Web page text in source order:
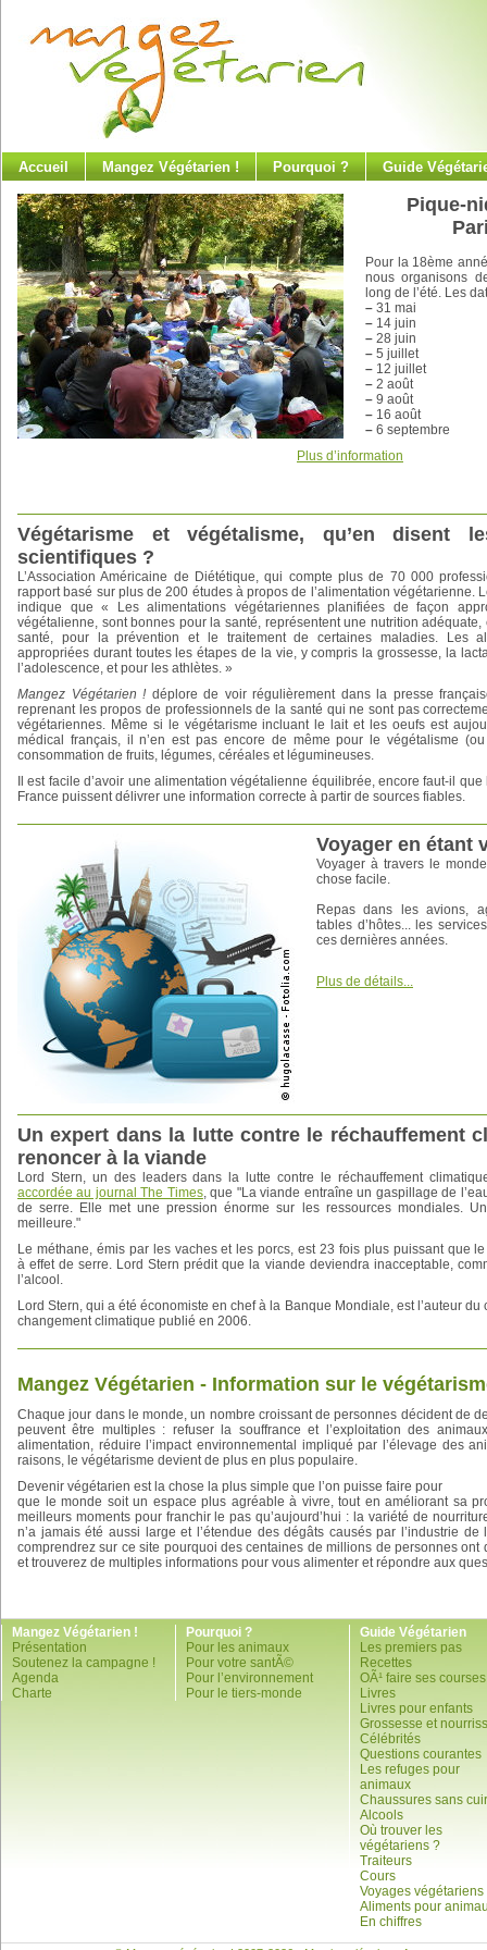
Accueil Mangez Végétarien ! Pourquoi ? Guide
Pique-
Pour la 18ème
nous organisons
long de l’été. Les
– 31 mai
– 14 juin
– 28 juin
– 5 juillet
– 12 juillet
– 2 août
– 9 août
– 16 août
– 6 septembre
Plus d’information
Végétarisme et végétalisme, qu’en disent
scientifiques ?
L’Association Américaine de Diététique, qui compte plus de 70 000
rapport basé sur plus de 200 études à propos de l’alimentation végétarienne.
indique que « Les alimentations végétariennes planifiées de façon
végétalienne, sont bonnes pour la santé, représentent une nutrition
santé, pour la prévention et le traitement de certaines maladies. Les
appropriées durant toutes les étapes de la vie, y compris la grossesse, la
l’adolescence, et pour les athlètes. »
Mangez Végétarien ! déplore de voir régulièrement dans la presse
reprenant les propos de professionnels de la santé qui ne sont pas
végétariennes. Même si le végétarisme incluant le lait et les oeufs est
médical français, il n’en est pas encore de même pour le végétalisme
consommation de fruits, légumes, céréales et légumineuses.
Il est facile d’avoir une alimentation végétalienne équilibrée, encore faut-il
France puissent délivrer une information correcte à partir de sources fiables.
Voyager en étant
Voyager à travers le
chose facile.
Repas dans les avions,
tables d’hôtes... les
ces dernières années.
Plus de détails...
Un expert dans la lutte contre le réchauffement
renoncer à la viande
Lord Stern, un des leaders dans la lutte contre le réchauffement
accordée au journal The Times, que "La viande entraîne un gaspillage de
de serre. Elle met une pression énorme sur les ressources mondiales.
meilleure."
Le méthane, émis par les vaches et les porcs, est 23 fois plus puissant que
à effet de serre. Lord Stern prédit que la viande deviendra inacceptable,
l’alcool.
Lord Stern, qui a été économiste en chef à la Banque Mondiale, est l’auteur
changement climatique publié en 2006.
Mangez Végétarien - Information sur le
Chaque jour dans le monde, un nombre croissant de personnes décident de
peuvent être multiples : refuser la souffrance et l’exploitation des
alimentation, réduire l’impact environnemental impliqué par l’élevage des
raisons, le végétarisme devient de plus en plus populaire.
Devenir végétarien est la chose la plus simple que l’on puisse faire pour
que le monde soit un espace plus agréable à vivre, tout en améliorant sa
meilleurs moments pour franchir le pas qu’aujourd’hui : la variété de
n’a jamais été aussi large et l’étendue des dégâts causés par l’industrie
comprendrez sur ce site pourquoi des centaines de millions de personnes
et trouverez de multiples informations pour vous alimenter et répondre aux
Mangez Végétarien !
Présentation
Soutenez la campagne !
Agenda
Charte
Pourquoi ?
Pour les animaux
Pour votre santÃ©
Pour l’environnement
Pour le tiers-monde
Guide Végétarien
Les premiers pas
Recettes
OÃ¹ faire ses
Livres
Livres pour enfants
Grossesse et
Célébrités
Questions courantes
Les refuges pour
animaux
Chaussures sans cuir
Alcools
Où trouver les
végétariens ?
Traiteurs
Cours
Voyages végétariens
Aliments pour
En chiffres